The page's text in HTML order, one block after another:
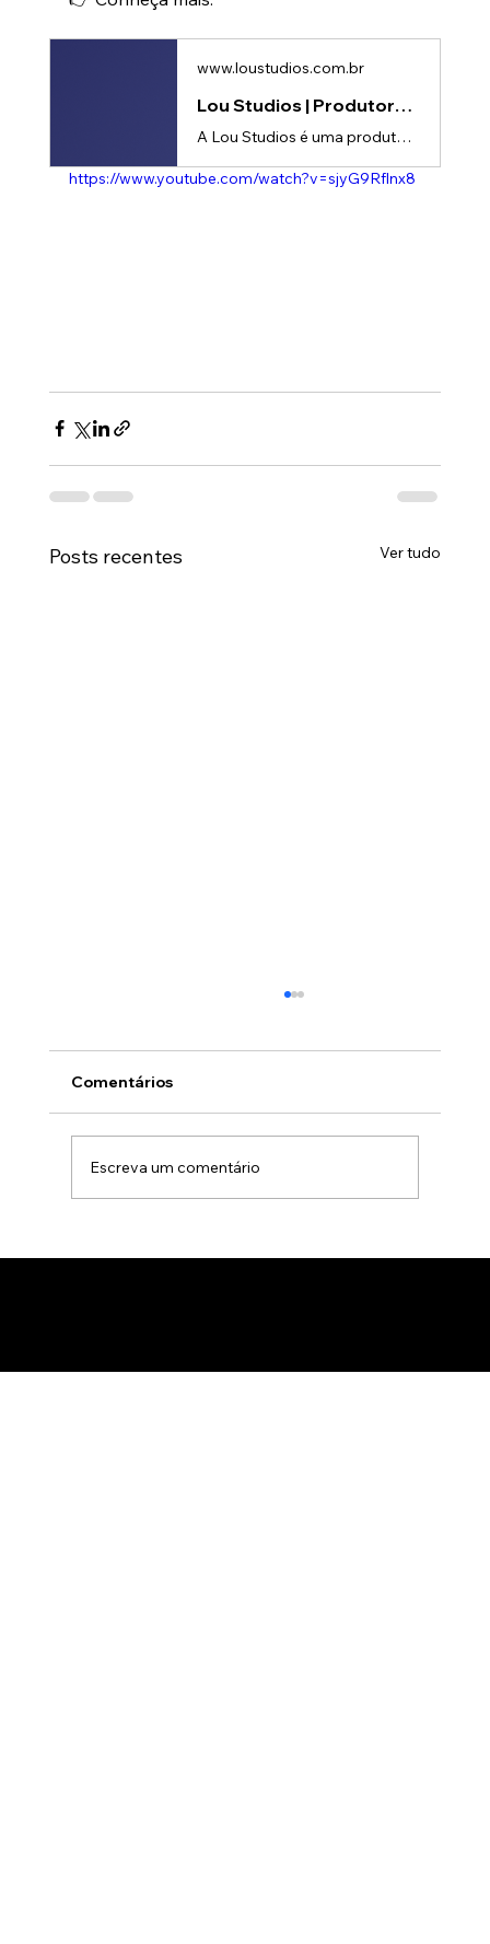
www.loustudios.com.br
Lou Studios | Produtora de vídeos
A Lou Studios é uma produtora de vídeos, especializada em motion design, animação 2D e 3D. Temos o vídeo certo para suas redes sociais!
https://www.youtube.com/watch?v=sjyG9Rflnx8
Posts recentes Ver tudo
Comentários
Escreva um comentário